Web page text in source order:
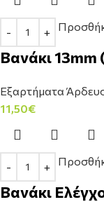
Βανάκι 13mm
Εξαρτήματα
11,50€
Βανάκι